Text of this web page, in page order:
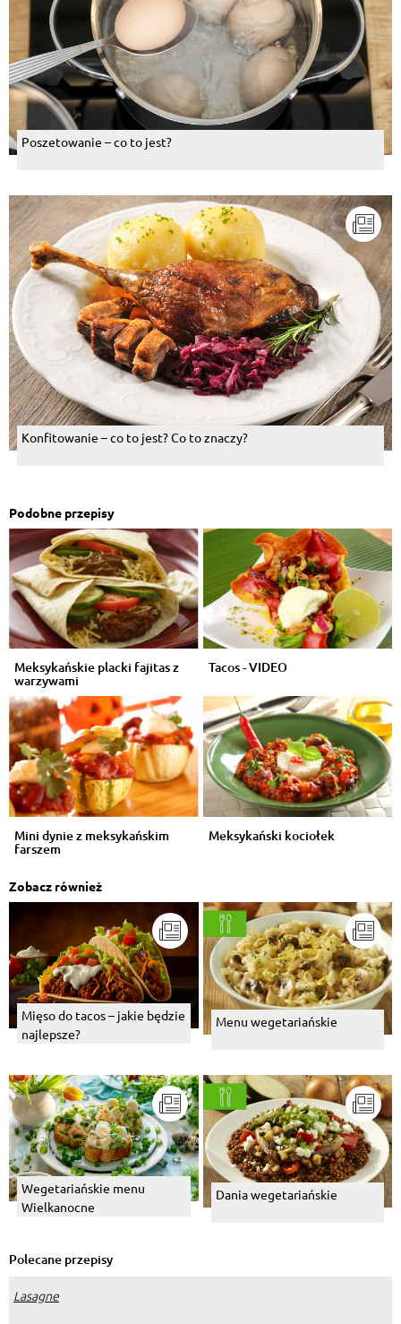
Poszetowanie – co to jest?
Konfitowanie – co to jest? Co to znaczy?
Podobne przepisy
Meksykańskie placki fajitas z
warzywami
Tacos - VIDEO
Mini dynie z meksykańskim
farszem
Meksykański kociołek
Zobacz również
Mięso do tacos – jakie będzie
najlepsze?
Menu wegetariańskie
Wegetariańskie menu
Wielkanocne
Dania wegetariańskie
Polecane przepisy
Lasagne